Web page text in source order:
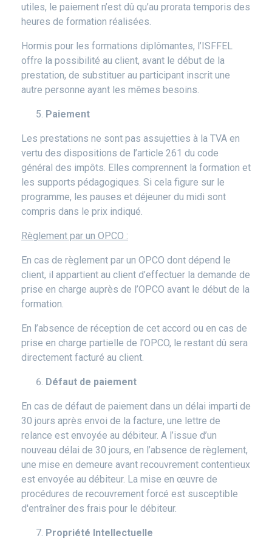
utiles, le paiement n’est dû qu’au prorata temporis des
heures de formation réalisées.
Hormis pour les formations diplômantes, l’ISFFEL
offre la possibilité au client, avant le début de la
prestation, de substituer au participant inscrit une
autre personne ayant les mêmes besoins.
Paiement
Les prestations ne sont pas assujetties à la TVA en
vertu des dispositions de l’article 261 du code
général des impôts. Elles comprennent la formation et
les supports pédagogiques. Si cela figure sur le
programme, les pauses et déjeuner du midi sont
compris dans le prix indiqué.
Règlement par un OPCO :
En cas de règlement par un OPCO dont dépend le
client, il appartient au client d’effectuer la demande de
prise en charge auprès de l’OPCO avant le début de la
formation.
En l’absence de réception de cet accord ou en cas de
prise en charge partielle de l’OPCO, le restant dû sera
directement facturé au client.
Défaut de paiement
En cas de défaut de paiement dans un délai imparti de
30 jours après envoi de la facture, une lettre de
relance est envoyée au débiteur. A l’issue d’un
nouveau délai de 30 jours, en l’absence de règlement,
une mise en demeure avant recouvrement contentieux
est envoyée au débiteur. La mise en œuvre de
procédures de recouvrement forcé est susceptible
d'entraîner des frais pour le débiteur.
Propriété Intellectuelle